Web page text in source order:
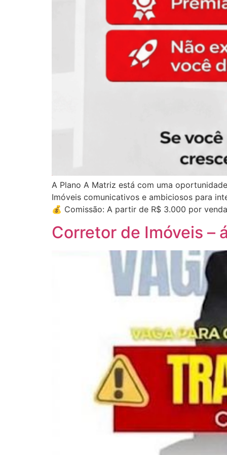
A Plano A Matriz está com uma
Imóveis comunicativos e ambiciosos para
💰 Comissão: A partir de R$ 3.000 por
Corretor de Imóveis –